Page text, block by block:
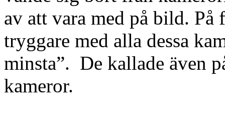
av att vara med på bild. På
tryggare med alla dessa
minsta”. De kallade även
kameror.